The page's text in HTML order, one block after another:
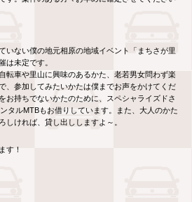
いない僕の地元相原の地域イベント「まちさが里
は未定です。
転車や里山に興味のあるかた、老若男女問わず楽
、参加してみたいかたは僕までお声をかけてくだ
お持ちでないかたのために、スペシャライズドさ
タルMTBもお借りしています。また、大人のかた
しければ、貸し出ししますよ～。
す！